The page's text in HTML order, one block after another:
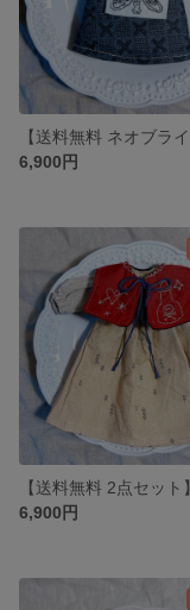
6,900円
6,900円